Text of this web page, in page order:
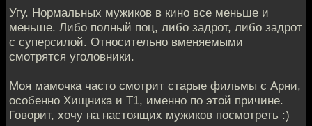
Угу. Нормальных мужиков в кино все меньше и
меньше. Либо полный поц, либо задрот, либо задрот
с суперсилой. Относительно вменяемыми
смотрятся уголовники.
Моя мамочка часто смотрит старые фильмы с Арни,
особенно Хищника и Т1, именно по этой причине.
Говорит, хочу на настоящих мужиков посмотреть :)